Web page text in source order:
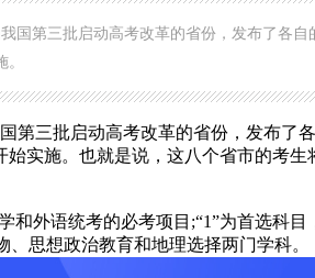
国第三批启动高考改革的省份，发布了各自
第三批启动高考改革的省份，发布了
实施。也就是说，这八个省市的考生
和外语统考的必考项目;“1”为首选科
思想政治教育和地理选择两门学科。